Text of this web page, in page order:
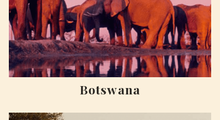
Botswana